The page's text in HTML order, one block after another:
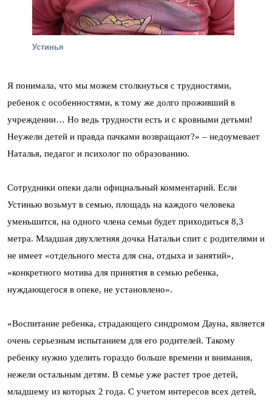
Устинья
Я понимала, что мы можем столкнуться с трудностями,
ребенок с особенностями, к тому же долго проживший в
учреждении… Но ведь трудности есть и с кровными детьми!
Неужели детей и правда пачками возвращают?» – недоумевает
Наталья, педагог и психолог по образованию.
Сотрудники опеки дали официальный комментарий. Если
Устинью возьмут в семью, площадь на каждого человека
уменьшится, на одного члена семьи будет приходиться 8,3
метра. Младшая двухлетняя дочка Натальи спит с родителями и
не имеет «отдельного места для сна, отдыха и занятий»,
«конкретного мотива для принятия в семью ребенка,
нуждающегося в опеке, не установлено».
«Воспитание ребенка, страдающего синдромом Дауна, является
очень серьезным испытанием для его родителей. Такому
ребенку нужно уделить гораздо больше времени и внимания,
нежели остальным детям. В семье уже растет трое детей,
младшему из которых 2 года. С учетом интересов всех детей,